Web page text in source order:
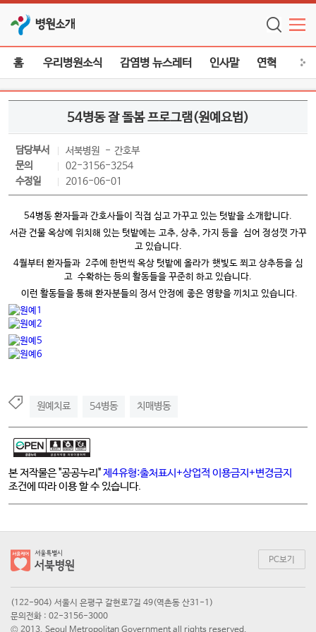
병원소개
홈 우리병원소식 감염병 뉴스레터 인사말 연혁 미
54병동 잘 돌봄 프로그램(원예요법)
담당부서 서북병원
간호부
문의
02-3156-3254
수정일
2016-06-01
54병동 환자들과 간호사들이 직접 심고 가꾸고 있는 텃밭을 소개합니다.
서관 건물 옥상에 위치해 있는 텃밭에는 고추, 상추, 가지 등을 심어 정성껏 가꾸
고 있습니다.
4월부터 환자들과 2주에 한번씩 옥상 텃밭에 올라가 햇빛도 쬐고 상추등을 심
고 수확하는 등의 활동들을 꾸준히 하고 있습니다.
이런 활동들을 통해 환자분들의 정서 안정에 좋은 영향을 끼치고 있습니다.
원예치료 54병동 치매병동
본 저작물은 "공공누리"제4유형:출처표시+상업적 이용금지+변경금지
조건에 따라 이용 할 수 있습니다.
PC보기
(122-904) 서울시 은평구 갈현로7길 49(역촌동 산31-1)
문의전화 : 02-3156-3000
© 2013. Seoul Metropolitan Government all rights reserved.